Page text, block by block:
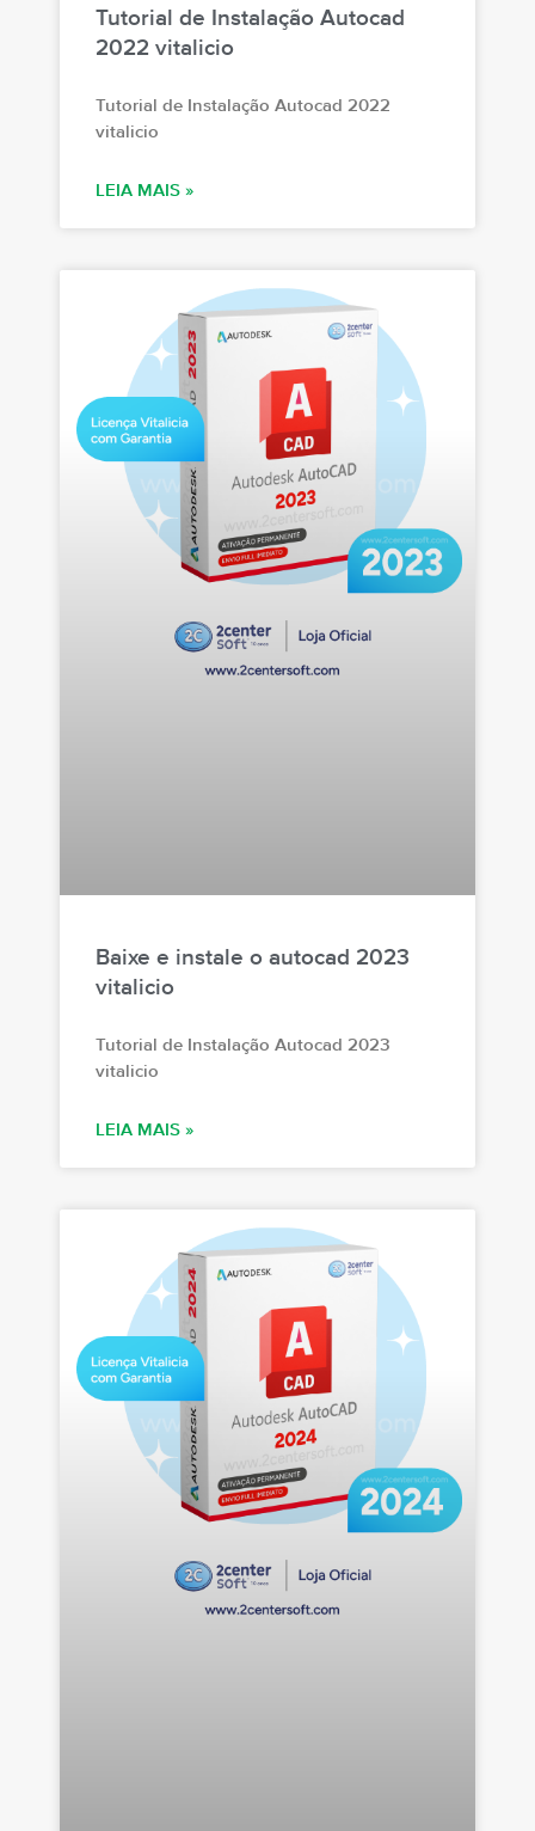
Tutorial de Instalação Autocad
2022 vitalicio
Tutorial de Instalação Autocad 2022
vitalicio
LEIA MAIS »
Baixe e instale o autocad 2023
vitalicio
Tutorial de Instalação Autocad 2023
vitalicio
LEIA MAIS »